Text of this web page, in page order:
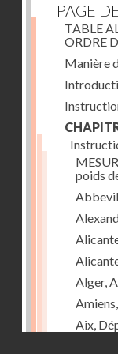
PAGE
TABLE
ORDRE
Manière
poids
Alger,
Aix,